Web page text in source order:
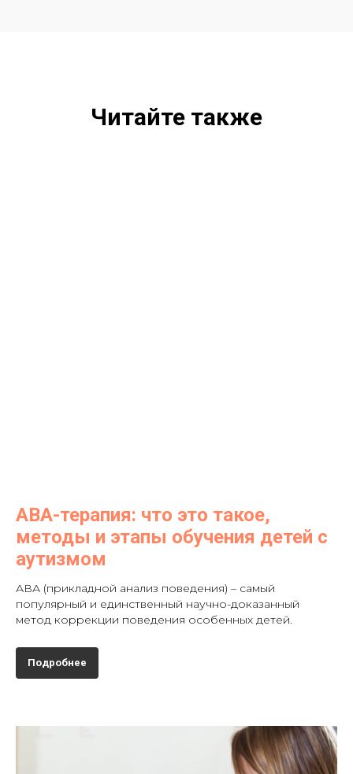
Читайте также
АВА-терапия: что это такое,
методы и этапы обучения детей с
аутизмом
АВА (прикладной анализ поведения) – самый
популярный и единственный научно-доказанный
метод коррекции поведения особенных детей.
Подробнее